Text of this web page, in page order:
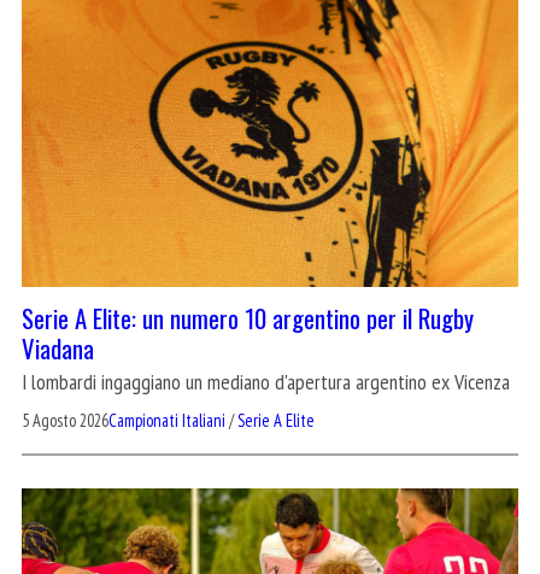
Serie A Elite: un numero 10 argentino per il Rugby
Viadana
I lombardi ingaggiano un mediano d'apertura argentino ex Vicenza
5 Agosto 2026Campionati Italiani /Serie A Elite